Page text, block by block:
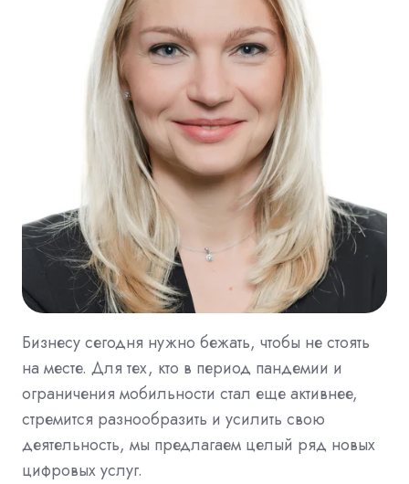
Бизнесу сегодня нужно бежать, чтобы не стоять
на месте. Для тех, кто в период пандемии и
ограничения мобильности стал еще активнее,
стремится разнообразить и усилить свою
деятельность, мы предлагаем целый ряд новых
цифровых услуг.